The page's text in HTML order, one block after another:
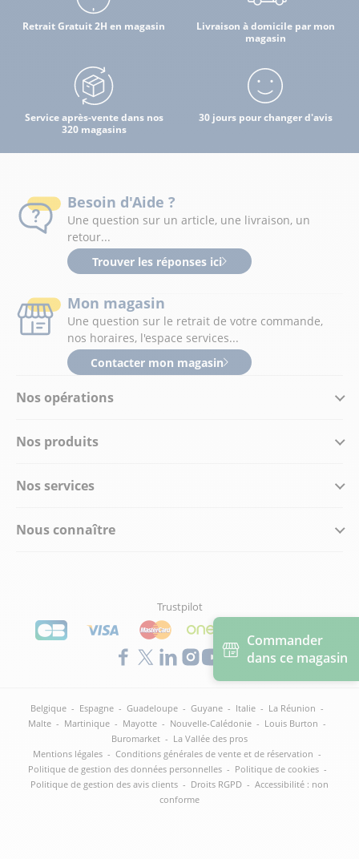
Commander
dans ce magasin
Retrait Gratuit 2H en magasin
Livraison à domicile par mon
magasin
Service après-vente dans nos
320 magasins
30 jours pour changer d'avis
Nos opérations
Nos produits
Nos services
Nous connaître
Besoin d'Aide ?
Une question sur un article, une livraison, un
retour...
Trouver les réponses ici
Mon magasin
Une question sur le retrait de votre commande,
nos horaires, l'espace services...
Contacter mon magasin
Trustpilot
Belgique - Espagne - Guadeloupe - Guyane - Italie - La Réunion -
Malte - Martinique - Mayotte - Nouvelle-Calédonie - Louis Burton -
Buromarket - La Vallée des pros
Mentions légales - Conditions générales de vente et de réservation -
Politique de gestion des données personnelles - Politique de cookies -
Politique de gestion des avis clients - Droits RGPD - Accessibilité : non
conforme